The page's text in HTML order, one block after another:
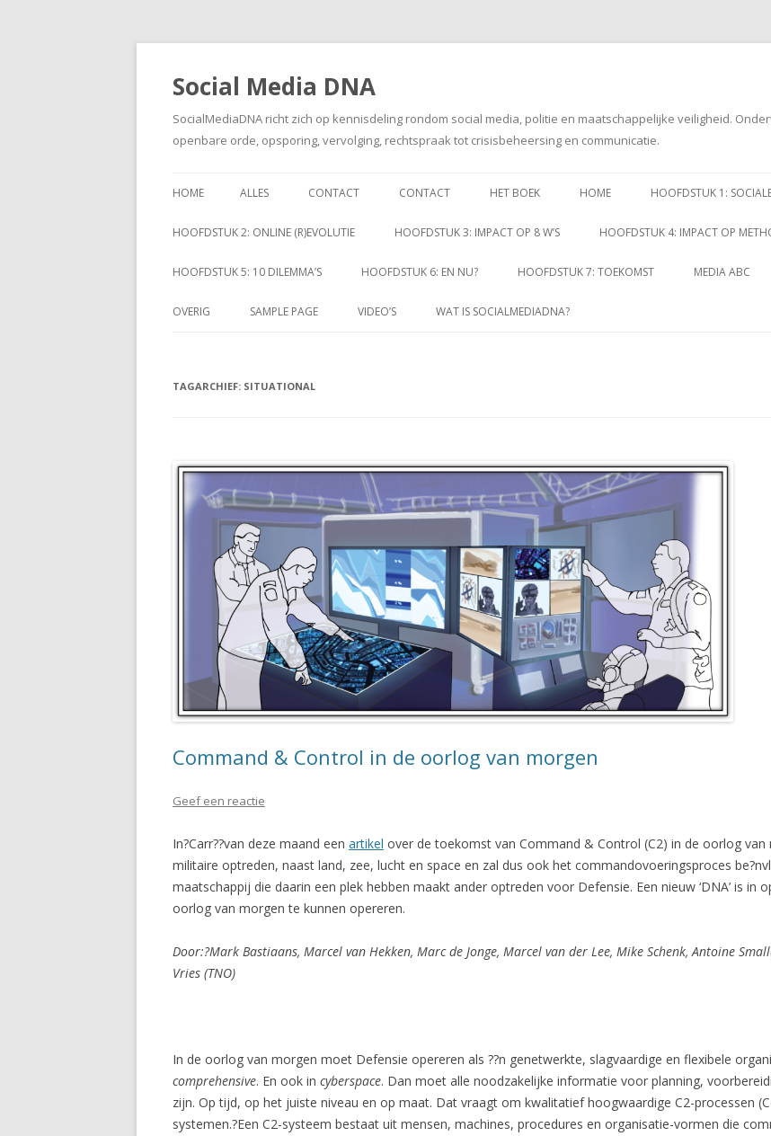
Social Media DNA
SocialMediaDNA richt zich op kennisdeling rondom social media, politie en maatschappelijke veiligheid.
openbare orde, opsporing, vervolging, rechtspraak tot crisisbeheersing en communicatie.
naar
HOME ALLES CONTACT CONTACT HET BOEK HOME HOOFDSTUK 1:
HOOFDSTUK 2: ONLINE (R)EVOLUTIE HOOFDSTUK 3: IMPACT OP 8 W’S HOOFDSTUK 4: IMPACT OP
HOOFDSTUK 5: 10 DILEMMA’S HOOFDSTUK 6: EN NU? HOOFDSTUK 7: TOEKOMST MEDIA ABC
OVERIG SAMPLE PAGE VIDEO’S WAT IS SOCIALMEDIADNA?
TAGARCHIEF: SITUATIONAL
Command & Control in de oorlog van morgen
Geef een reactie
In?Carr??van deze maand een artikel over de toekomst van Command & Control (C2) in de oorlog van
militaire optreden, naast land, zee, lucht en space en zal dus ook het commandovoeringsproces
maatschappij die daarin een plek hebben maakt ander optreden voor Defensie. Een nieuw ‘DNA’ is in
oorlog van morgen te kunnen opereren.
Door:?Mark Bastiaans, Marcel van Hekken, Marc de Jonge, Marcel van der Lee, Mike Schenk, Antoine
Vries (TNO)
In de oorlog van morgen moet Defensie opereren als ??n genetwerkte, slagvaardige en flexibele
comprehensive. En ook in cyberspace. Dan moet alle noodzakelijke informatie voor planning,
zijn. Op tijd, op het juiste niveau en op maat. Dat vraagt om kwalitatief hoogwaardige C2-processen
systemen.?Een C2-systeem bestaat uit mensen, machines, procedures en organisatie-vormen die